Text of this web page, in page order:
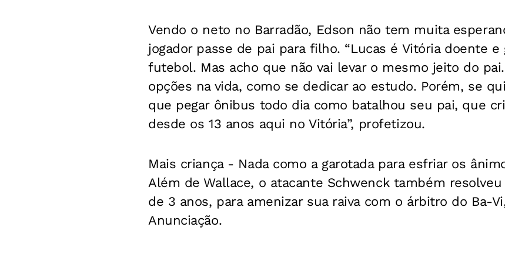
Vendo o neto no Barradão, Edson não tem muita
jogador passe de pai para filho. “Lucas é Vitória doente
futebol. Mas acho que não vai levar o mesmo jeito do
opções na vida, como se dedicar ao estudo. Porém, se
que pegar ônibus todo dia como batalhou seu pai, que
desde os 13 anos aqui no Vitória”, profetizou.
Mais criança- Nada como a garotada para esfriar os
Além de Wallace, o atacante Schwenck também
de 3 anos, para amenizar sua raiva com o árbitro do Ba-
Anunciação.